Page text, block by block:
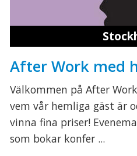
After Work med
Välkommen på After
vem vår hemliga gäst är
vinna fina priser!
som bokar konfer ...